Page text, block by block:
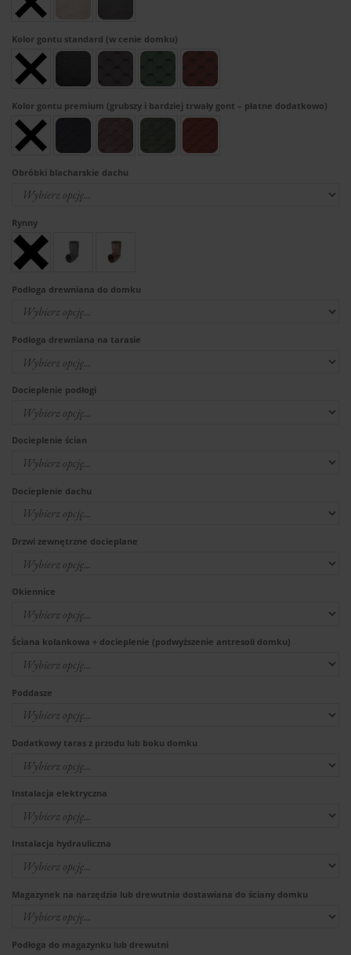
Kolor gontu standard (w cenie domku)
Kolor gontu premium (grubszy i bardziej trwały gont – płatne dodatkowo)
Obróbki blacharskie dachu
Rynny
Podłoga drewniana do domku
Podłoga drewniana na tarasie
Docieplenie podłogi
Docieplenie ścian
Docieplenie dachu
Drzwi zewnętrzne docieplane
Okiennice
Ściana kolankowa + docieplenie (podwyższenie antresoli domku)
Poddasze
Dodatkowy taras z przodu lub boku domku
Instalacja elektryczna
Instalacja hydrauliczna
Magazynek na narzędzia lub drewutnia dostawiana do ściany domku
Podłoga do magazynku lub drewutni